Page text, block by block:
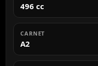
496 cc
CARNET
A2